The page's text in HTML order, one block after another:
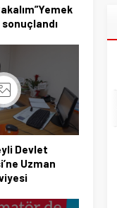
sonuçlandı
Devlet
Uzman
Tekin Sahada